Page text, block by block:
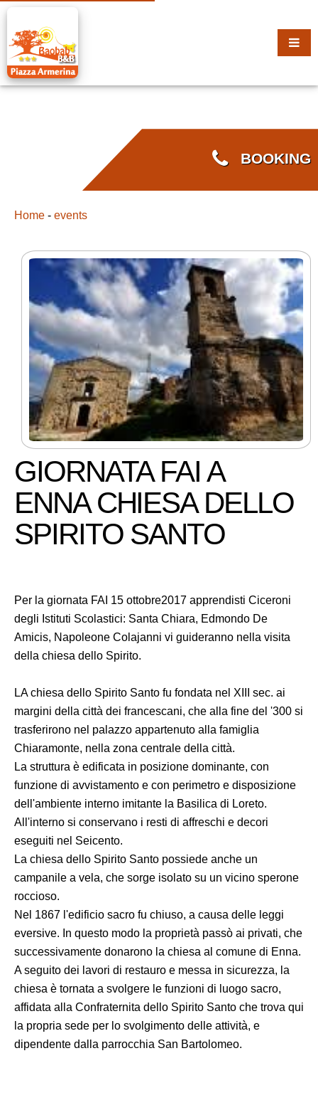
BOOKING
Home - events
GIORNATA FAI A
ENNA CHIESA DELLO
SPIRITO SANTO
Per la giornata FAI 15 ottobre2017 apprendisti Ciceroni
degli Istituti Scolastici: Santa Chiara, Edmondo De
Amicis, Napoleone Colajanni vi guideranno nella visita
della chiesa dello Spirito.
LA chiesa dello Spirito Santo fu fondata nel XIII sec. ai
margini della città dei francescani, che alla fine del '300 si
trasferirono nel palazzo appartenuto alla famiglia
Chiaramonte, nella zona centrale della città.
La struttura è edificata in posizione dominante, con
funzione di avvistamento e con perimetro e disposizione
dell'ambiente interno imitante la Basilica di Loreto.
All'interno si conservano i resti di affreschi e decori
eseguiti nel Seicento.
La chiesa dello Spirito Santo possiede anche un
campanile a vela, che sorge isolato su un vicino sperone
roccioso.
Nel 1867 l'edificio sacro fu chiuso, a causa delle leggi
eversive. In questo modo la proprietà passò ai privati, che
successivamente donarono la chiesa al comune di Enna.
A seguito dei lavori di restauro e messa in sicurezza, la
chiesa è tornata a svolgere le funzioni di luogo sacro,
affidata alla Confraternita dello Spirito Santo che trova qui
la propria sede per lo svolgimento delle attività, e
dipendente dalla parrocchia San Bartolomeo.